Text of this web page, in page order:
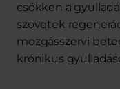
csökken a
szövetek
mozgásszervi
krónikus